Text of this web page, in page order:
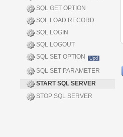
SQL GET OPTION
SQL LOAD RECORD
SQL LOGIN
SQL LOGOUT
SQL SET OPTION
Upd
SQL SET PARAMETER
START SQL SERVER
STOP SQL SERVER